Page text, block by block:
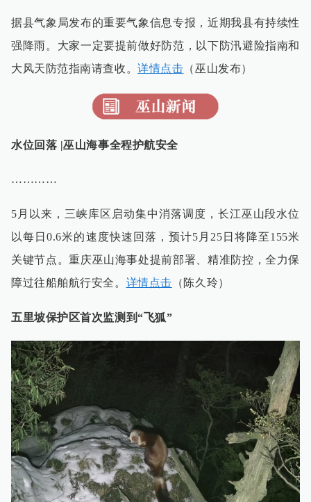
据县气象局发布的重要气象信息专报，近期我县有持续性
强降雨。大家一定要提前做好防范，以下防汛避险指南和
大风天防范指南请查收。详情点击 （巫山发布）
水位回落 |巫山海事全程护航安全
…………
5月以来，三峡库区启动集中消落调度，长江巫山段水位
以每日0.6米的速度快速回落，预计5月25日将降至155米
关键节点。重庆巫山海事处提前部署、精准防控，全力保
障过往船舶航行安全。 详情点击 （陈久玲）
五里坡保护区首次监测到“飞狐”